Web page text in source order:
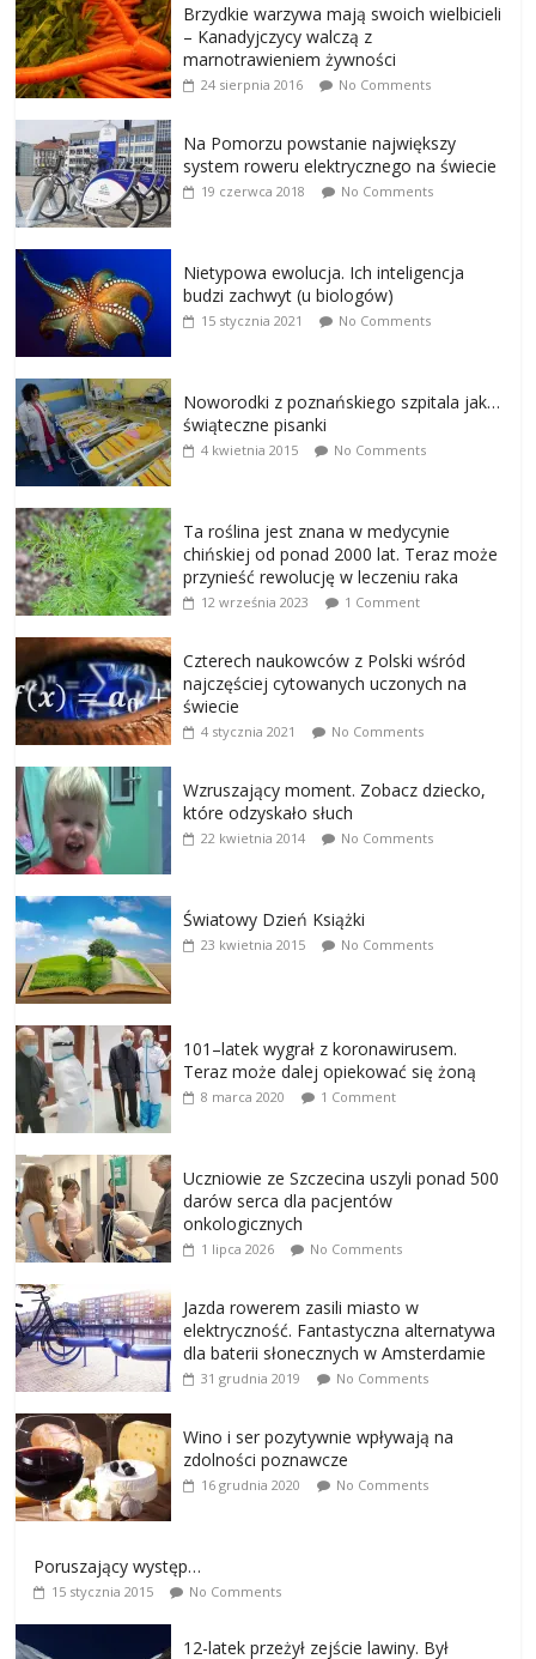
Brzydkie warzywa mają swoich wielbicieli
– Kanadyjczycy walczą z
marnotrawieniem żywności
24 sierpnia 2016 No Comments
Na Pomorzu powstanie największy
system roweru elektrycznego na świecie
19 czerwca 2018 No Comments
Nietypowa ewolucja. Ich inteligencja
budzi zachwyt (u biologów)
15 stycznia 2021 No Comments
Noworodki z poznańskiego szpitala jak…
świąteczne pisanki
4 kwietnia 2015 No Comments
Ta roślina jest znana w medycynie
chińskiej od ponad 2000 lat. Teraz może
przynieść rewolucję w leczeniu raka
12 września 2023 1 Comment
Czterech naukowców z Polski wśród
najczęściej cytowanych uczonych na
świecie
4 stycznia 2021 No Comments
Wzruszający moment. Zobacz dziecko,
które odzyskało słuch
22 kwietnia 2014 No Comments
Światowy Dzień Książki
23 kwietnia 2015 No Comments
101–latek wygrał z koronawirusem.
Teraz może dalej opiekować się żoną
8 marca 2020 1 Comment
Uczniowie ze Szczecina uszyli ponad 500
darów serca dla pacjentów
onkologicznych
1 lipca 2026 No Comments
Jazda rowerem zasili miasto w
elektryczność. Fantastyczna alternatywa
dla baterii słonecznych w Amsterdamie
31 grudnia 2019 No Comments
Wino i ser pozytywnie wpływają na
zdolności poznawcze
16 grudnia 2020 No Comments
Poruszający występ…
15 stycznia 2015 No Comments
12-latek przeżył zejście lawiny. Był